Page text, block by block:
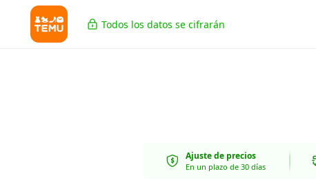
Todos los datos se cifrarán
Ajuste de precios
En un plazo de 30 días